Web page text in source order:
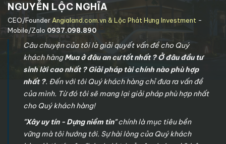
NGUYỄN LỘC NGHĨA
CEO/Founder Angialand.com.vn & Lộc Phát Hưng Investment -
Mobile/Zalo 0937.098.890
Câu chuyện của tôi là giải quyết vấn đề cho Quý
khách hàngMua ở đâu an cư tốt nhất ? Ở đâu đầu tư
sinh lời cao nhất ? Giải pháp tài chính nào phù hợp
nhất ?. Đến với tôi Quý khách hàng chỉ đưa ra vấn đề
của mình. Từ đó tôi sẽ mang lại giải pháp phù hợp nhất
cho Quý khách hàng!
"Xây uy tín - Dựng niềm tin"chính là mục tiêu bền
vững mà tôi hướng tới. Sự hài lòng của Quý khách